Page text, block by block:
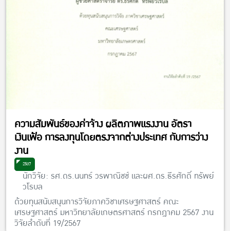
ความสัมพันธ์ของค่าจ้าง ผลิตภาพแรงงาน อัตรา
เงินเฟ้อ การลงทุนโดยตรงจากต่างประเทศ กับการว่าง
งาน
2567
นักวิจัย: รศ.ดร.นนทร์ วรพาณิชช์ และผศ.ดร.ธีรศักดิ์ ทรัพย์
วโรบล
ด้วยทุนสนับสนุนการวิจัยภาควิชาเศรษฐศาสตร์ คณะ
เศรษฐศาสตร์ มหาวิทยาลัยเกษตรศาสตร์ กรกฎาคม 2567 งาน
วิจัยลำดับที่ 19/2567